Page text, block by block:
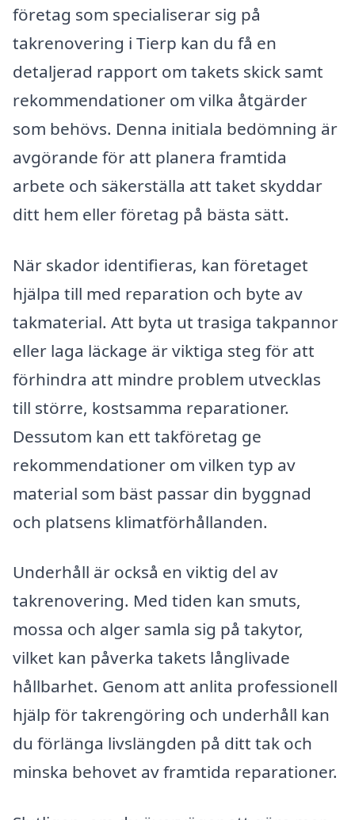
företag som specialiserar sig på
takrenovering i Tierp kan du få en
detaljerad rapport om takets skick samt
rekommendationer om vilka åtgärder
som behövs. Denna initiala bedömning är
avgörande för att planera framtida
arbete och säkerställa att taket skyddar
ditt hem eller företag på bästa sätt.
När skador identifieras, kan företaget
hjälpa till med reparation och byte av
takmaterial. Att byta ut trasiga takpannor
eller laga läckage är viktiga steg för att
förhindra att mindre problem utvecklas
till större, kostsamma reparationer.
Dessutom kan ett takföretag ge
rekommendationer om vilken typ av
material som bäst passar din byggnad
och platsens klimatförhållanden.
Underhåll är också en viktig del av
takrenovering. Med tiden kan smuts,
mossa och alger samla sig på takytor,
vilket kan påverka takets långlivade
hållbarhet. Genom att anlita professionell
hjälp för takrengöring och underhåll kan
du förlänga livslängden på ditt tak och
minska behovet av framtida reparationer.